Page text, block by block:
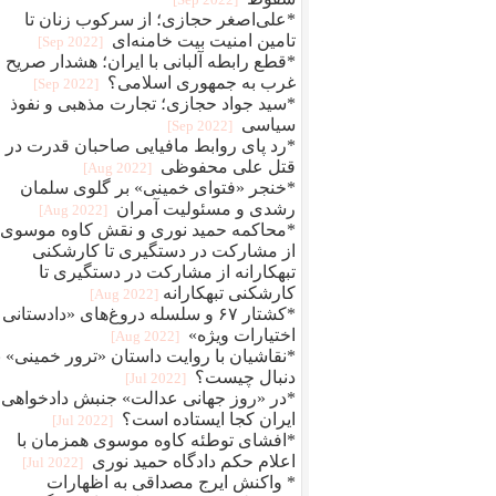
*علی‌اصغر حجازی؛ از سرکوب زنان تا
تامین امنیت بیت خامنه‌ای
[2022 Sep]
*قطع رابطه آلبانی با ایران؛ هشدار صریح
غرب به جمهوری اسلامی؟
[2022 Sep]
*سید جواد حجازی؛ تجارت مذهبی و نفوذ
سیاسی
[2022 Sep]
*رد پای روابط مافيایی صاحبان قدرت در
قتل علی محفوظی
[2022 Aug]
*خنجر «فتوای خمینی» بر گلوی سلمان
رشدی و مسئولیت آمران
[2022 Aug]
*محاکمه حمید نوری و نقش کاوه
از مشارکت در دستگیری تا کارشکنی
تبهکارانه از مشارکت در دستگیری تا
کارشکنی تبهکارانه [2022 Aug]
*کشتار ۶۷ و سلسله دروغ‌های «دادستانی
اختیارات ویژه»
[2022 Aug]
*نقاشیان با روایت داستان «ترور خمینی»
دنبال چیست؟
[2022 Jul]
*در «روز جهانی عدالت» جنبش دادخواهی
ایران کجا ایستاده است؟
[2022 Jul]
*افشای توطئه کاوه موسوی همزمان با
اعلام حکم دادگاه حمید نوری
[2022 Jul]
* واکنش ایرج مصداقی به اظهارات